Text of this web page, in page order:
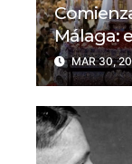
Málaga:
se une a
MAR 30,